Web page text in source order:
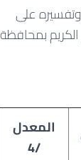
على
القرآن الكريم بمحافظة
المعدل
/4